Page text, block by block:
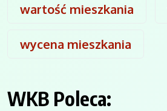
wartość mieszkania
wycena mieszkania
WKB Poleca: